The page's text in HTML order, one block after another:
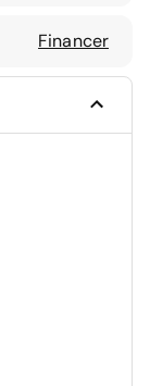
Financer